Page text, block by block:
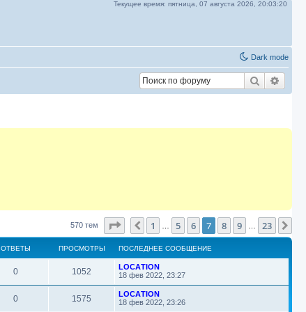
Текущее время: пятница, 07 августа 2026, 20:03:20
Dark mode
Поиск
570 тем Страница из 23
Пред.
1 5 6 7 8 9 23
ОТВЕТЫ ПРОСМОТРЫ ПОСЛЕДНЕЕ СООБЩЕНИЕ
0О
т
1052
р
П
о
л
е
д
LOСАTION
18 фев 2022, 23:27
0О
1575
П
о
LOСАTION
18 фев 2022, 23:26